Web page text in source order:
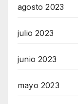
agosto 2023
julio 2023
junio 2023
mayo 2023